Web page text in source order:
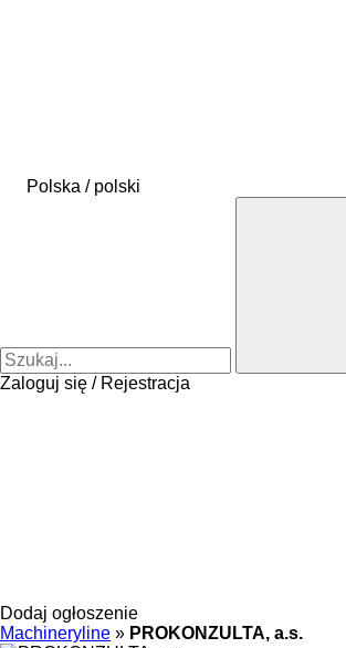
Polska / polski
Zaloguj się / Rejestracja
Dodaj ogłoszenie
Machineryline » PROKONZULTA, a.s.